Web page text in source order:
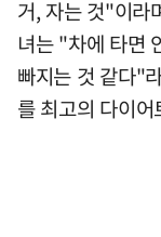
거, 자는 것"이라
녀는 "차에 타면
빠지는 것 같다"
를 최고의 다이